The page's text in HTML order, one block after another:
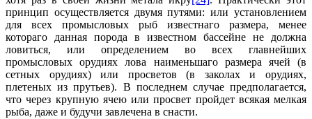
принцип осуществляется двумя путями: или установлением
для всех промысловых рыб известнаго размера, менее
котораго данная порода в известном бассейне не должна
ловиться, или определением во всех главнейших
промысловых орудиях лова наименьшаго размера ячей (в
сетных орудиях) или просветов (в заколах и орудиях,
плетеных из прутьев). В последнем случае предполагается,
что через крупную ячею или просвет пройдет всякая мелкая
рыба, даже и будучи завлечена в снасти.